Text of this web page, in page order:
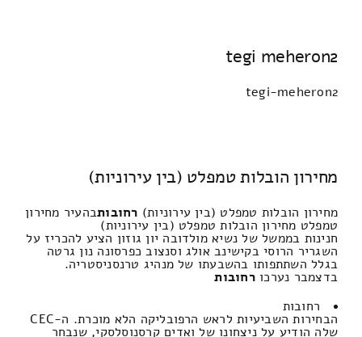
tegi meheron2
tegi-meheron2
מחירון הובלות טמפלט (בין עירוניות)
מחירון הובלות טמפלט (בין עירוניות) רחובותבהעיר מחירון
טמפלט מחירון הובלות טמפלט (בין עירוניות)
חנינות בממשל של נשיא מולדובה יון גוזון הציע להכריז על
השגריר הרוסי בקישינב אולג וסנצוב כפרסונה נון גרטה
בגלל השתתפותו בהשבעתו של מנהיג טרנסניסטריה.
בדצמבר נערכורחובות
רחובות
הבחירות השביעיות לראש הרפובליקה הלא מוכרת. ה-CEC
שלה הודיע ​​על ניצחונו של ואדים קרסנוסלסקי, שנבחר